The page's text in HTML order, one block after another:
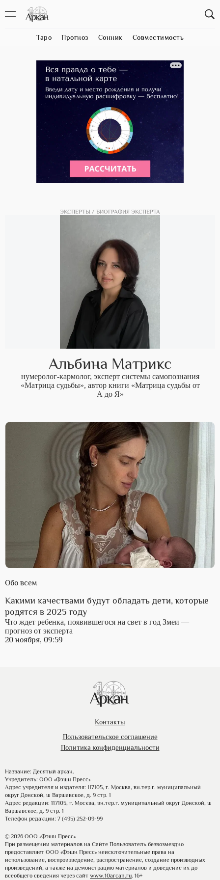
Таро Прогноз Сонник Совместимость
ЭКСПЕРТЫ БИОГРАФИЯ ЭКСПЕРТА
Альбина Матрикс
нумеролог-кармолог, эксперт системы самопознания
«Матрица судьбы», автор книги «Матрица судьбы от
А до Я»
Обо всем
Какими качествами будут обладать дети, которые
родятся в 2025 году
Что ждет ребенка, появившегося на свет в год Змеи —
прогноз от эксперта
20 ноября, 09:59
Контакты
Пользовательское соглашение
Политика конфиденциальности
Название: Десятый аркан.
Учредитель: ООО «Фэшн Пресс»
Адрес учредителя и издателя: 117105, г. Москва, вн.тер.г. муниципальный
округ Донской, ш Варшавское, д. 9 стр. 1
Адрес редакции: 117105, г. Москва, вн.тер.г. муниципальный округ Донской, ш
Варшавское, д. 9 стр. 1
Телефон редакции: 7 (495) 252-09-99
© 2026 ООО «Фэшн Пресс»
При размещении материалов на Сайте Пользователь безвозмездно
предоставляет ООО «Фэшн Пресс» неисключительные права на
использование, воспроизведение, распространение, создание производных
произведений, а также на демонстрацию материалов и доведение их до
всеобщего сведения через сайт www.10arcan.ru. 16+